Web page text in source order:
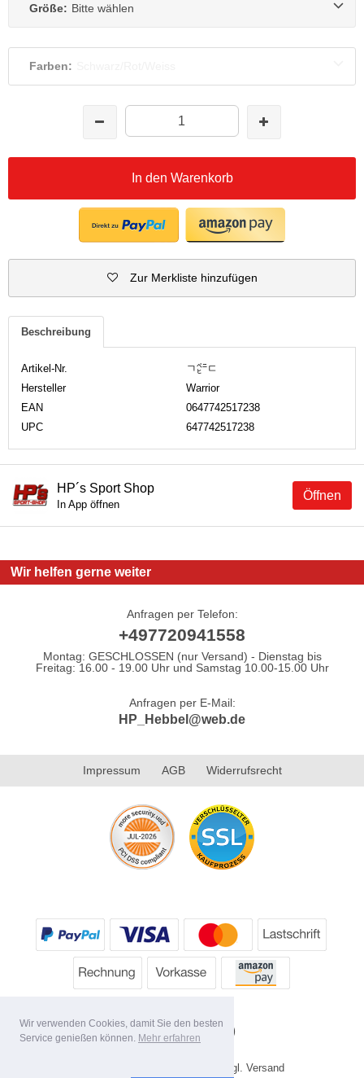
Wir verwenden Cookies, damit Sie den besten
Service genießen können. Mehr erfahren
Größe: Bitte wählen
Farben:
In den Warenkorb
Zur Merkliste hinzufügen
Beschreibung
Artikel-Nr.
ㄱ㌸ㄷ
Hersteller
Warrior
EAN
0647742517238
UPC
647742517238
Öffnen
HP´s Sport Shop
In App öffnen
Wir helfen gerne weiter
Anfragen per Telefon:
+497720941558
Montag: GESCHLOSSEN (nur Versand) - Dienstag bis
Freitag: 16.00 - 19.00 Uhr und Samstag 10.00-15.00 Uhr
Anfragen per E-Mail:
HP_Hebbel@web.de
Impressum AGB Widerrufsrecht
* Alle Preise inkl. MwSt. evtl. zzgl. Versand